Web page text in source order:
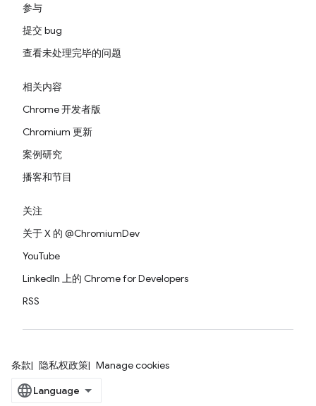
参与
提交 bug
查看未处理完毕的问题
相关内容
Chrome 开发者版
Chromium 更新
案例研究
播客和节目
关注
关于 X 的 @ChromiumDev
YouTube
LinkedIn 上的 Chrome for Developers
RSS
条款 隐私权政策 Manage cookies